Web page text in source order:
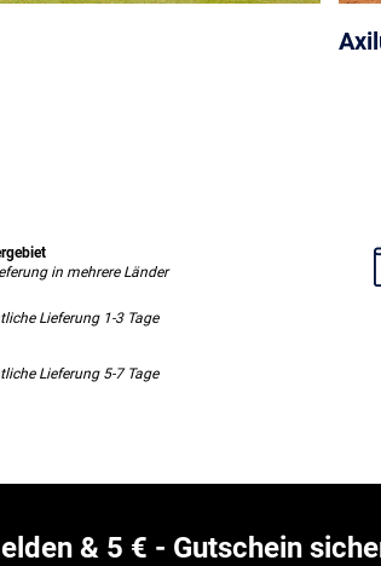
in mehrere Länder
Lieferung 1-3 Tage
Lieferung 5-7 Tage
& 5 € - Gutschein